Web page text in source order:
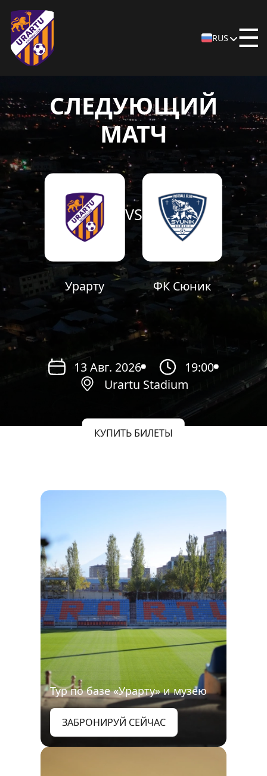
RUS ☰
СЛЕДУЮЩИЙ
МАТЧ
Урарту
VS
ФК Сюник
13 Авг. 2026
19:00
Urartu Stadium
КУПИТЬ БИЛЕТЫ
Тур по базе «Урарту» и музею
ЗАБРОНИРУЙ СЕЙЧАС